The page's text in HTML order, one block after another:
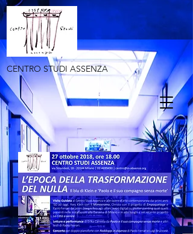
CENTRO STUDI ASSENZA